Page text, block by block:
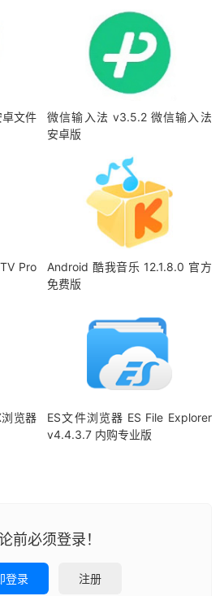
文件
微信输入法 v3.5.2 微信输入法
安卓版
Pro
Android 酷我音乐 12.1.8.0 官方
免费版
览器
ES文件浏览器 ES File Explorer
v4.4.3.7 内购专业版
前必须登录！
登录 注册